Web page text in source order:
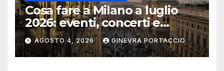
Cosa fare a Milano a luglio
2026: eventi, concerti e
mostre
AGOSTO 4, 2026 GINEVRA PORTACCIO